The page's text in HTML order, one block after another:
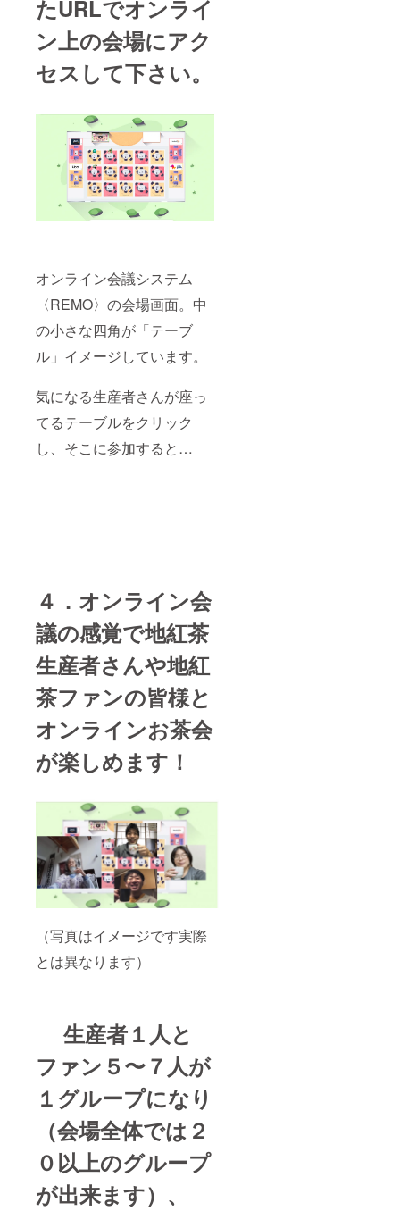
たURLでオンライ
ン上の会場にアク
セスして下さい。
オンライン会議システム
〈REMO〉の会場画面。中
の小さな四角が「テーブ
ル」イメージしています。
気になる生産者さんが座っ
てるテーブルをクリック
し、そこに参加すると…
４．オンライン会
議の感覚で地紅茶
生産者さんや地紅
茶ファンの皆様と
オンラインお茶会
が楽しめます！
（写真はイメージです実際
とは異なります）
生産者１人と
ファン５〜７人が
１グループになり
（会場全体では２
０以上のグループ
が出来ます）、